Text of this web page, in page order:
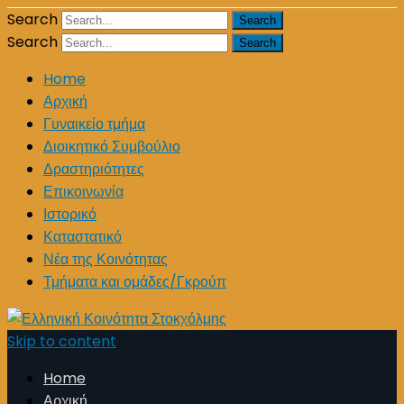
Search
Search
Home
Αρχική
Γυναικείο τμήμα
Διοικητικό Συμβούλιο
Δραστηριότητες
Επικοινωνία
Ιστορικό
Καταστατικό
Νέα της Κοινότητας
Τμήματα και ομάδες/Γκρούπ
Skip to content
Home